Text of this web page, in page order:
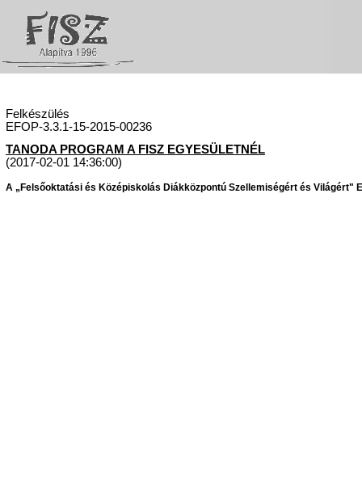
Felkészülés
EFOP-3.3.1-15-2015-00236
TANODA PROGRAM A FISZ EGYESÜLETNÉL
(2017-02-01 14:36:00)
A „Felsőoktatási és Középiskolás Diákközpontú Szellemiségért és Világért"